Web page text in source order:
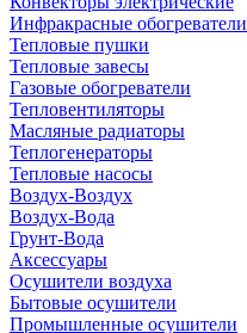
Инфракрасные обогреватели
Тепловые пушки
Тепловые завесы
Газовые обогреватели
Тепловентиляторы
Масляные радиаторы
Теплогенераторы
Тепловые насосы
Воздух-Воздух
Воздух-Вода
Грунт-Вода
Аксессуары
Осушители воздуха
Бытовые осушители
Промышленные осушители